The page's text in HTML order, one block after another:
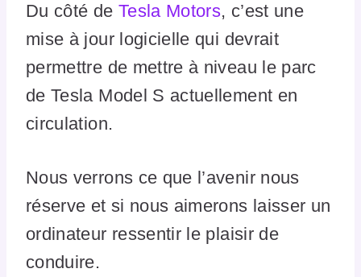
Du côté de Tesla Motors, c’est une
mise à jour logicielle qui devrait
permettre de mettre à niveau le parc
de Tesla Model S actuellement en
circulation.
Nous verrons ce que l’avenir nous
réserve et si nous aimerons laisser un
ordinateur ressentir le plaisir de
conduire.